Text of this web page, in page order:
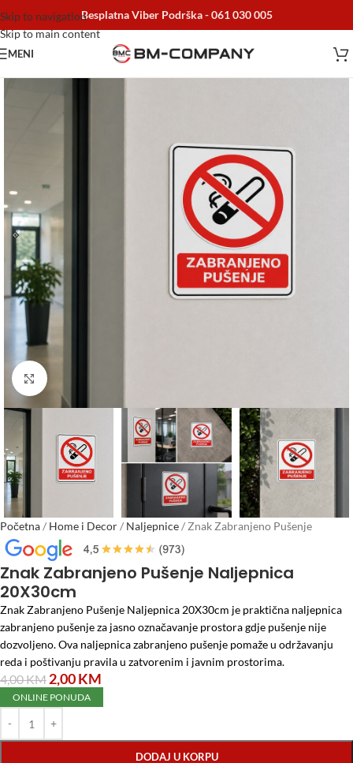
Skip to navigation
Skip to main content
Besplatna Viber Podrška -061 030 005
MENI
Click to enlarge
Početna/ Home i Decor/ Naljepnice/ Znak Zabranjeno Pušenje
Naljepnica 20X30cm
Znak Zabranjeno Pušenje Naljepnica
20X30cm
Znak Zabranjeno Pušenje Naljepnica 20X30cm je praktična naljepnica
zabranjeno pušenje za jasno označavanje prostora gdje pušenje nije
dozvoljeno. Ova naljepnica zabranjeno pušenje pomaže u održavanju
reda i poštivanju pravila u zatvorenim i javnim prostorima.
4,00KM 2,00KM
ONLINE PONUDA
DODAJ U KORPU